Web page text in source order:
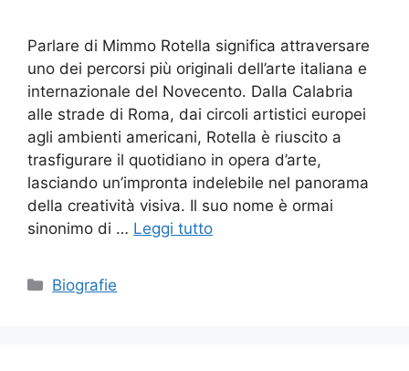
Parlare di Mimmo Rotella significa attraversare
uno dei percorsi più originali dell’arte italiana e
internazionale del Novecento. Dalla Calabria
alle strade di Roma, dai circoli artistici europei
agli ambienti americani, Rotella è riuscito a
trasfigurare il quotidiano in opera d’arte,
lasciando un’impronta indelebile nel panorama
della creatività visiva. Il suo nome è ormai
sinonimo di … Leggi tutto
Categorie
Biografie